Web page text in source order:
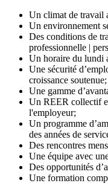
Un climat de travail
Un environnement
Des conditions de
professionnelle |
Un horaire du lundi
Une sécurité
croissance soutenue;
Une gamme
Un REER collectif
l'employeur;
Un programme
des années de
Des rencontres
Une équipe avec
Des opportunités
Une formation